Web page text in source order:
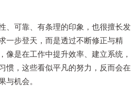
、可靠、有条理的印象，也很擅长发
一步登天，而是透过不断修正与精
像是在工作中提升效率、建立系统，
惯，这些看似平凡的努力，反而会在
与机会。